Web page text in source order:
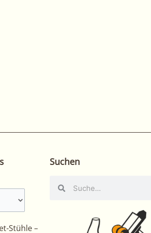
Stühle –
Suchen